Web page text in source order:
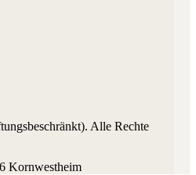
. Alle Rechte
Kornwestheim